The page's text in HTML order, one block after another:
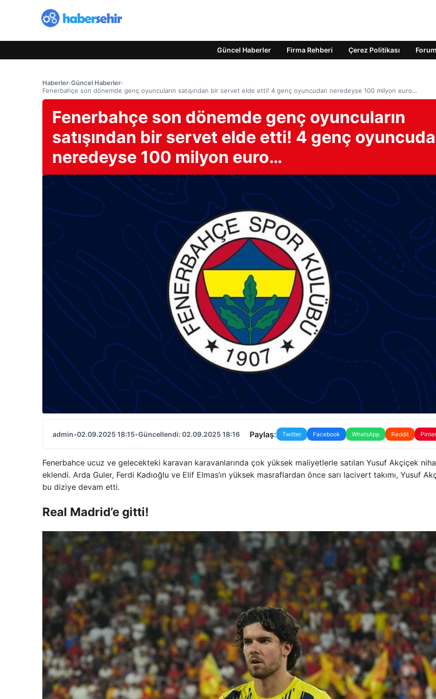
Güncel Haberler Firma Rehberi Çerez Politikası
Haberler›Güncel Haberler›
Fenerbahçe son dönemde genç oyuncuların satışından bir servet elde etti! 4 genç oyuncudan neredeyse 100 milyon euro…
Fenerbahçe son dönemde genç oyuncuların
satışından bir servet elde etti! 4 genç
neredeyse 100 milyon euro…
admin•02.09.2025 18:15•Güncellendi: 02.09.2025 18:16 Paylaş: Twitter Facebook WhatsApp Reddit
Fenerbahce ucuz ve gelecekteki karavan karavanlarında çok yüksek maliyetlerle satılan Yusuf Akçiçek
eklendi. Arda Guler, Ferdi Kadıoğlu ve Elif Elmas’ın yüksek masraflardan önce sarı lacivert takımı, Yusuf
bu diziye devam etti.
Real Madrid’e gitti!